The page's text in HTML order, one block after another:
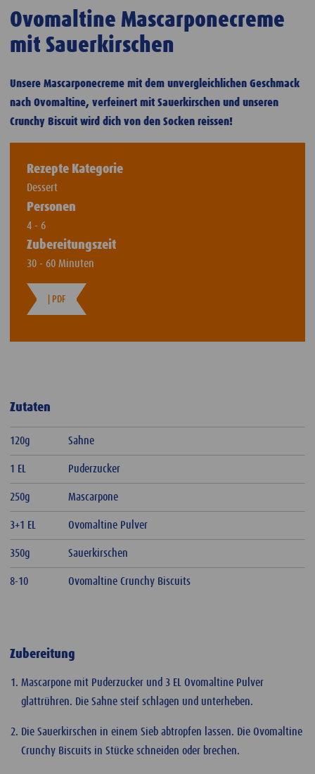
Ovomaltine Mascarponecreme
mit Sauerkirschen
Unsere Mascarponecreme mit dem unvergleichlichen Geschmack
nach Ovomaltine, verfeinert mit Sauerkirschen und unseren
Crunchy Biscuit wird dich von den Socken reissen!
Rezepte Kategorie
Dessert
Personen
4 - 6
Zubereitungszeit
30 - 60 Minuten
| PDF
Zutaten
120g Sahne
1 EL Puderzucker
250g Mascarpone
3+1 EL Ovomaltine Pulver
350g Sauerkirschen
8-10 Ovomaltine Crunchy Biscuits
Zubereitung
Mascarpone mit Puderzucker und 3 EL Ovomaltine Pulver
glattrühren. Die Sahne steif schlagen und unterheben.
Die Sauerkirschen in einem Sieb abtropfen lassen. Die Ovomaltine
Crunchy Biscuits in Stücke schneiden oder brechen.